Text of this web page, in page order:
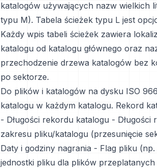
katalogów używających nazw wielkich
typu M). Tabela ścieżek typu L jest
Każdy wpis tabeli ścieżek zawiera
katalogu od katalogu głównego oraz
przechodzenie drzewa katalogów bez
po sektorze.
Do plików i katalogów na dysku ISO
katalogu w każdym katalogu. Rekord
- Długości rekordu katalogu -
zakresu pliku/katalogu (przesunięcie
Daty i godziny nagrania - Flag pliku
jednostki pliku dla plików